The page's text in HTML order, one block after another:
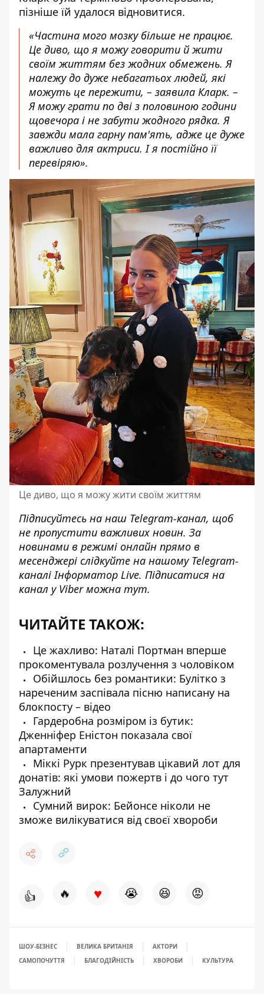
пізніше їй удалося відновитися.
«Частина мого мозку більше не працює.
Це диво, що я можу говорити й жити
своїм життям без жодних обмежень. Я
належу до дуже небагатьох людей, які
можуть це пережити, – заявила Кларк. –
Я можу грати по дві з половиною години
щовечора і не забути жодного рядка. Я
завжди мала гарну пам'ять, адже це дуже
важливо для актриси. І я постійно її
перевіряю».
Це диво, що я можу жити своїм життям
Підписуйтесь на наш Telegram-канал, щоб
не пропустити важливих новин. За
новинами в режимі онлайн прямо в
месенджері слідкуйте на нашому Telegram-
каналіІнформатор Live. Підписатися на
канал у Viber можна тут.
ЧИТАЙТЕ ТАКОЖ:
Це жахливо: Наталі Портман вперше
прокоментувала розлучення з чоловіком
Обійшлось без романтики: Булітко з
нареченим заспівала пісню написану на
блокпосту – відео
Гардеробна розміром із бутик:
Дженніфер Еністон показала свої
апартаменти
Міккі Рурк презентував цікавий лот для
донатів: які умови пожертв і до чого тут
Залужний
Сумний вирок: Бейонсе ніколи не
зможе вилікуватися від своєї хвороби
👍 🔥 ♥ 😭 😆 😡
ШОУ-БІЗНЕС ВЕЛИКА БРИТАНІЯ
АКТОРИ
САМОПОЧУТТЯ
БЛАГОДІЙНІСТЬ ХВОРОБИ КУЛЬТУРА